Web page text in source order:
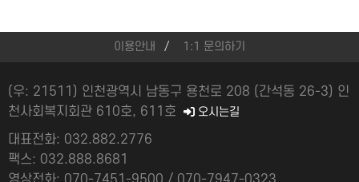
이용안내 1:1 문의하기
(우: 21511) 인천광역시 남동구 용천로 208 (간석동 26-3) 인
천사회복지회관 610호, 611호
오시는길
대표전화: 032.882.2776
팩스: 032.888.8681